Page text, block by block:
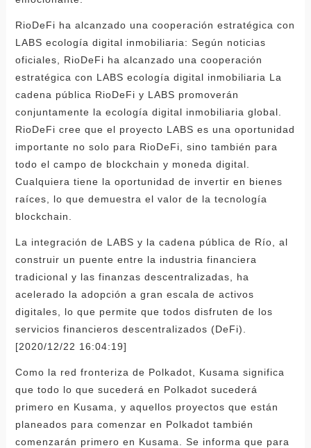
RioDeFi ha alcanzado una cooperación estratégica con
LABS ecología digital inmobiliaria: Según noticias
oficiales, RioDeFi ha alcanzado una cooperación
estratégica con LABS ecología digital inmobiliaria La
cadena pública RioDeFi y LABS promoverán
conjuntamente la ecología digital inmobiliaria global.
RioDeFi cree que el proyecto LABS es una oportunidad
importante no solo para RioDeFi, sino también para
todo el campo de blockchain y moneda digital.
Cualquiera tiene la oportunidad de invertir en bienes
raíces, lo que demuestra el valor de la tecnología
blockchain.
La integración de LABS y la cadena pública de Río, al
construir un puente entre la industria financiera
tradicional y las finanzas descentralizadas, ha
acelerado la adopción a gran escala de activos
digitales, lo que permite que todos disfruten de los
servicios financieros descentralizados (DeFi).
[2020/12/22 16:04:19]
Como la red fronteriza de Polkadot, Kusama significa
que todo lo que sucederá en Polkadot sucederá
primero en Kusama, y ​​aquellos proyectos que están
planeados para comenzar en Polkadot también
comenzarán primero en Kusama. Se informa que para